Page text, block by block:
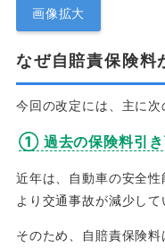
画像拡大
なぜ自賠責保険料
今回の改定には、主に次
① 過去の保険料引き
近年は、自動車の安全
より交通事故が減少して
そのため、自賠責保険